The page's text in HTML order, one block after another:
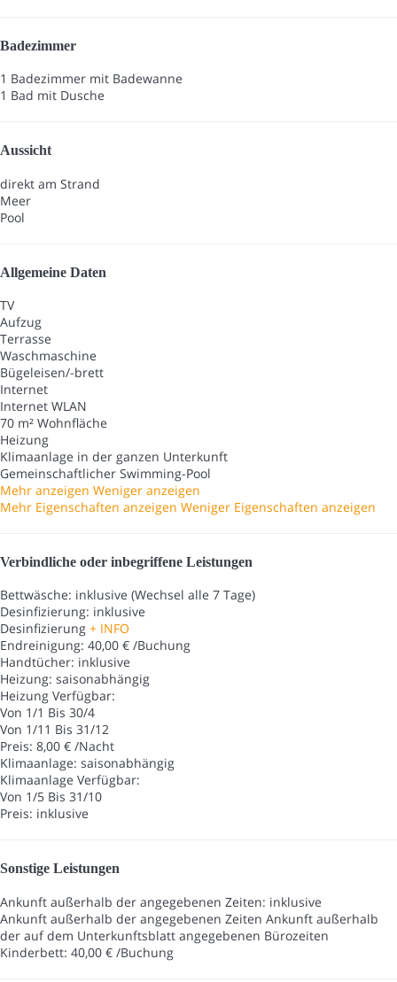
Badezimmer
1 Badezimmer mit Badewanne
1 Bad mit Dusche
Aussicht
direkt am Strand
Meer
Pool
Allgemeine Daten
TV
Aufzug
Terrasse
Waschmaschine
Bügeleisen/-brett
Internet
Internet WLAN
70 m² Wohnfläche
Heizung
Klimaanlage in der ganzen Unterkunft
Gemeinschaftlicher Swimming-Pool
Mehr anzeigen Weniger anzeigen
Mehr Eigenschaften anzeigen Weniger Eigenschaften anzeigen
Verbindliche oder inbegriffene Leistungen
Bettwäsche: inklusive (Wechsel alle 7 Tage)
Desinfizierung: inklusive
Desinfizierung + INFO
Endreinigung: 40,00 € /Buchung
Handtücher: inklusive
Heizung: saisonabhängig
Heizung Verfügbar:
Von 1/1 Bis 30/4
Von 1/11 Bis 31/12
Preis: 8,00 € /Nacht
Klimaanlage: saisonabhängig
Klimaanlage Verfügbar:
Von 1/5 Bis 31/10
Preis: inklusive
Sonstige Leistungen
Ankunft außerhalb der angegebenen Zeiten: inklusive
Ankunft außerhalb der angegebenen Zeiten Ankunft außerhalb
der auf dem Unterkunftsblatt angegebenen Bürozeiten
Kinderbett: 40,00 € /Buchung